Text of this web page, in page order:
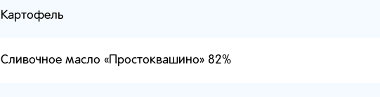
Картофель
Сливочное масло «Простоквашино» 82%